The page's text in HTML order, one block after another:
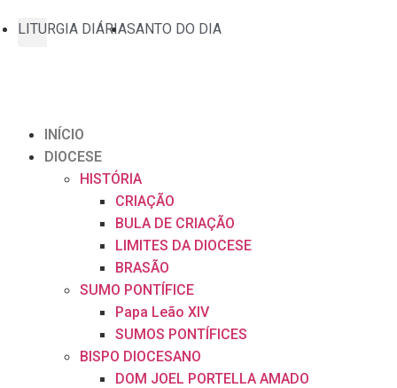
LITURGIA DIÁRIASANTO DO DIA
INÍCIO
DIOCESE
HISTÓRIA
CRIAÇÃO
BULA DE CRIAÇÃO
LIMITES DA DIOCESE
BRASÃO
SUMO PONTÍFICE
Papa Leão XIV
SUMOS PONTÍFICES
BISPO DIOCESANO
DOM JOEL PORTELLA AMADO